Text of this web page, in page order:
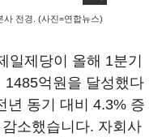
사 전경. (사진=연합뉴스)
일제당이 올해 1분기
1485억원을 달성했다
년 동기 대비 4.3% 증
소했습니다. 자회사